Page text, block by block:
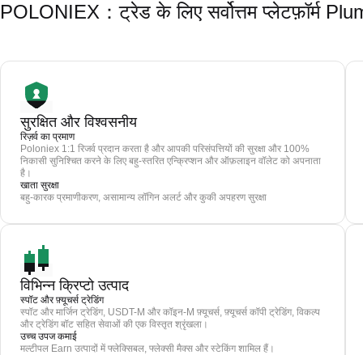
POLONIEX：ट्रेड के लिए सर्वोत्तम प्लेटफ़ॉर्म
सुरक्षित और विश्वसनीय
रिज़र्व का प्रमाण
Poloniex 1:1 रिजर्व प्रदान करता है और आपकी परिसंपत्तियों की सुरक्षा और 100%
निकासी सुनिश्चित करने के लिए बहु-स्तरित एन्क्रिप्शन और ऑफ़लाइन वॉलेट को अपनाता
है।
खाता सुरक्षा
बहु-कारक प्रमाणीकरण, असामान्य लॉगिन अलर्ट और कुकी अपहरण सुरक्षा
विभिन्न क्रिप्टो उत्पाद
स्पॉट और फ़्यूचर्स ट्रेडिंग
स्पॉट और मार्जिन ट्रेडिंग, USDT-M और कॉइन-M फ़्यूचर्स, फ़्यूचर्स कॉपी ट्रेडिंग, विकल्प
और ट्रेडिंग बॉट सहित सेवाओं की एक विस्तृत श्रृंखला।
उच्च उपज कमाई
मल्टीपल Earn उत्पादों में फ्लेक्सिबल, फ्लेक्सी मैक्स और स्टेकिंग शामिल हैं।